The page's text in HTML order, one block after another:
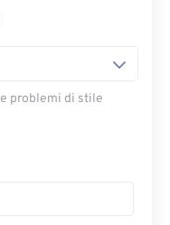
problemi di stile